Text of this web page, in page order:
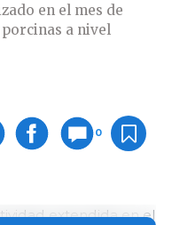
en el mes de
a nivel
0
extendida en el